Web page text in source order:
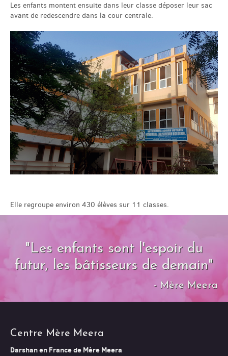
Les enfants montent ensuite dans leur classe déposer leur sac
avant de redescendre dans la cour centrale.
Elle regroupe environ 430 élèves sur 11 classes.
"Les enfants sont l'espoir du
futur, les bâtisseurs de demain"
- Mère Meera
Centre Mère Meera
Darshan en France de Mère Meera